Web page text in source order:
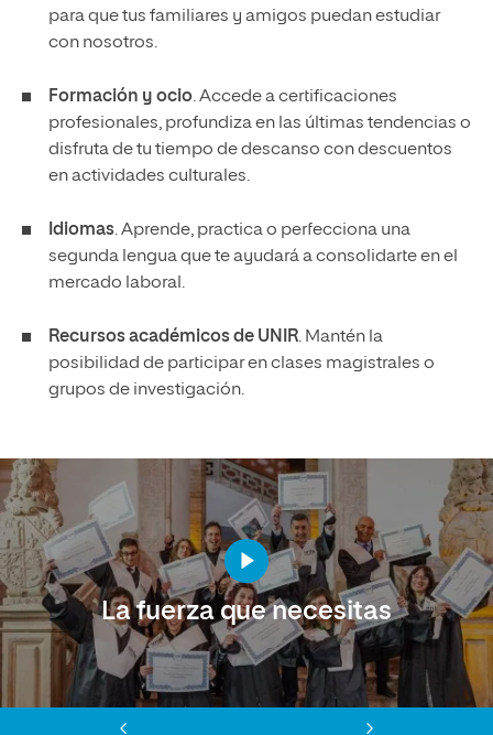
para que tus familiares y amigos puedan estudiar
con nosotros.
Formación y ocio. Accede a certificaciones
profesionales, profundiza en las últimas tendencias o
disfruta de tu tiempo de descanso con descuentos
en actividades culturales.
Idiomas. Aprende, practica o perfecciona una
segunda lengua que te ayudará a consolidarte en el
mercado laboral.
Recursos académicos de UNIR. Mantén la
posibilidad de participar en clases magistrales o
grupos de investigación.
La fuerza que necesitas